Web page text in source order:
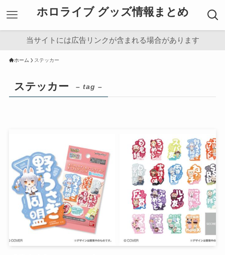
ホロライブ グッズ情報まとめ
当サイトには広告リンクが含まれる場合があります
ホーム ステッカー
ステッカー – tag –